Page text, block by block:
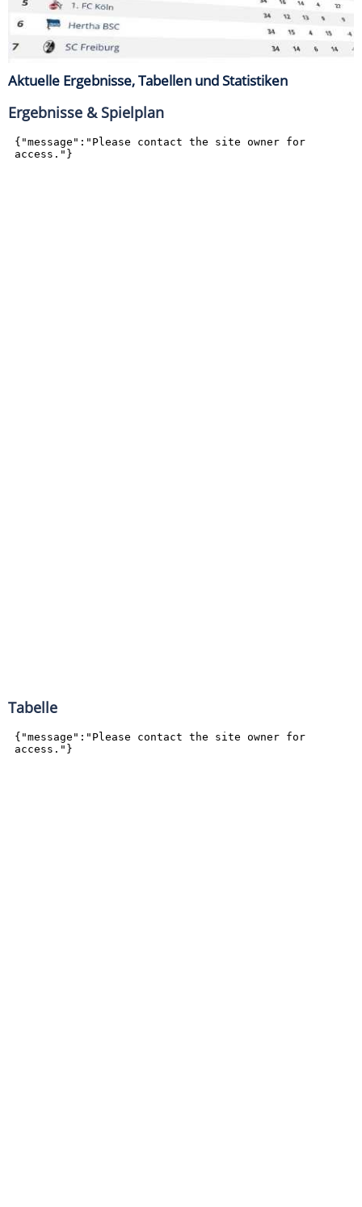
Aktuelle Ergebnisse, Tabellen und Statistiken
Ergebnisse & Spielplan
Tabelle